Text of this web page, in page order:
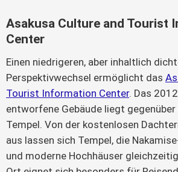
Asakusa Culture and Tourist
Center
Einen niedrigeren, aber inhaltlich
Perspektivwechsel ermöglicht das
Tourist Information Center. Das
entworfene Gebäude liegt
Tempel. Von der kostenlosen
aus lassen sich Tempel, die
und moderne Hochhäuser